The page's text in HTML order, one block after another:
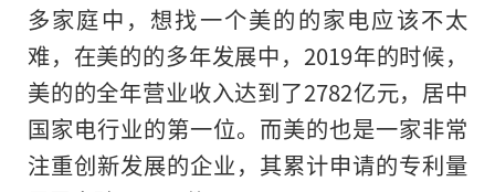
多家庭中，想找一个美的的家电应该不太
难，在美的的多年发展中，2019年的时候，
美的的全年营业收入达到了2782亿元，居中
国家电行业的第一位。而美的也是一家非常
注重创新发展的企业，其累计申请的专利量